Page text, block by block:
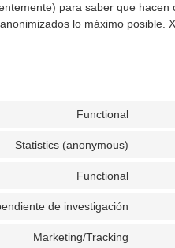
para saber que hacen
lo máximo posible. X
Functional
Statistics (anonymous)
Functional
de investigación
Marketing/Tracking